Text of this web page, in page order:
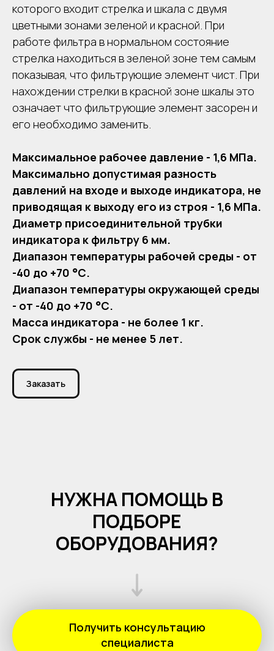
которого входит стрелка и шкала с двумя
цветными зонами зеленой и красной. При
работе фильтра в нормальном состояние
стрелка находиться в зеленой зоне тем самым
показывая, что фильтрующие элемент чист. При
нахождении стрелки в красной зоне шкалы это
означает что фильтрующие элемент засорен и
его необходимо заменить.
Максимальное рабочее давление - 1,6 МПа.
Максимально допустимая разность
давлений на входе и выходе индикатора, не
приводящая к выходу его из строя - 1,6 МПа.
Диаметр присоединительной трубки
индикатора к фильтру 6 мм.
Диапазон температуры рабочей среды - от
-40 до +70 °С.
Диапазон температуры окружающей среды
- от -40 до +70 °С.
Масса индикатора - не более 1 кг.
Срок службы - не менее 5 лет.
Заказать
НУЖНА ПОМОЩЬ В
ПОДБОРЕ
ОБОРУДОВАНИЯ?
Получить консультацию
специалиста